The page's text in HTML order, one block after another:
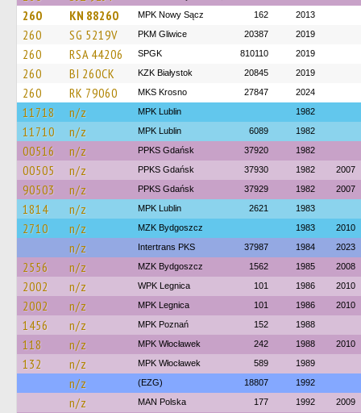
260 KN 88260 MPK Nowy Sącz 162 2013
260 SG 5219V PKM Gliwice 20387 2019
260 RSA 44206 SPGK 810110 2019
260 BI 260CK KZK Białystok 20845 2019
260 RK 79060 MKS Krosno 27847 2024
11718 n/z MPK Lublin 1982
11710 n/z MPK Lublin 6089 1982
00516 n/z PPKS Gdańsk 37920 1982
00505 n/z PPKS Gdańsk 37930 1982 2007
90503 n/z PPKS Gdańsk 37929 1982 2007
1814 n/z MPK Lublin 2621 1983
2710 n/z MZK Bydgoszcz 1983 2010
n/z Intertrans PKS 37987 1984 2023
2556 n/z MZK Bydgoszcz 1562 1985 2008
2002 n/z WPK Legnica 101 1986 2010
2002 n/z MPK Legnica 101 1986 2010
1456 n/z MPK Poznań 152 1988
118 n/z MPK Włocławek 242 1988 2010
132 n/z MPK Włocławek 589 1989
n/z (EZG) 18807 1992
n/z MAN Polska 177 1992 2009